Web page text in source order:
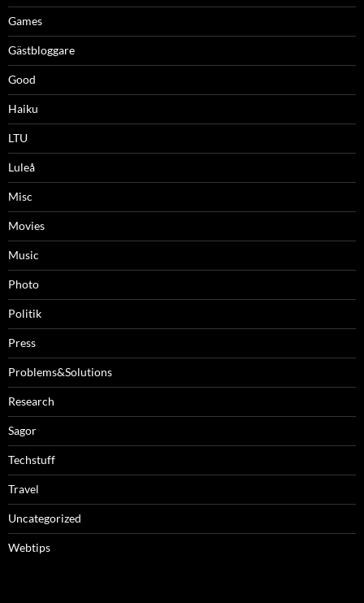
Games
Gästbloggare
Good
Haiku
LTU
Luleå
Misc
Movies
Music
Photo
Politik
Press
Problems&Solutions
Research
Sagor
Techstuff
Travel
Uncategorized
Webtips